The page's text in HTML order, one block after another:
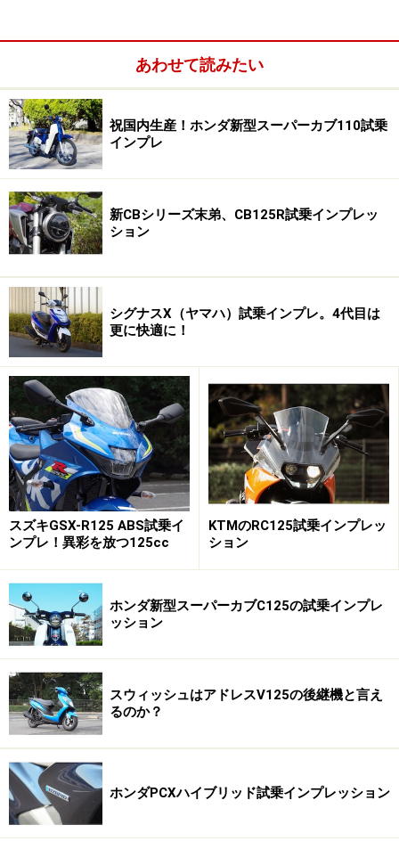
ホンダ PCXがライバルか？
サイズ的に二人乗りしても余裕がある車種と言えば
NMAXの他に、ホンダのPCXがあげられます。この二台
はライバルと言っても過言ではありません。ホンダもヤ
マハも複数の原付2種スクーターをラインナップしてい
ますが、この二台に関しては価格も高めに設定されてい
て、装備も豪華になっている点もライバルと言えるポイ
ントです。
心臓はブルーコアエンジン
スクーターの心臓ともいえるエンジンもPCXがホンダが
誇るeSPエンジンを搭載しているのに対して、NMAXも
ヤマハが誇るブルーコアエンジンを搭載しています。ラ
イバルと言われることも多いホンダとヤマハ。はたして
あわせて読みたい
祝国内生産！ホンダ新型スーパーカブ110試乗
インプレ
新CBシリーズ末弟、CB125R試乗インプレッ
ション
シグナスX（ヤマハ）試乗インプレ。4代目は
更に快適に！
スズキGSX-R125 ABS試乗イ
ンプレ！異彩を放つ125cc
KTMのRC125試乗インプレッ
ション
ホンダ新型スーパーカブC125の試乗インプレ
ッション
スウィッシュはアドレスV125の後継機と言え
るのか？
ホンダPCXハイブリッド試乗インプレッション